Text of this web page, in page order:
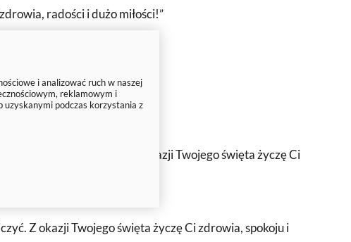
radości i dużo miłości!”
i rodzinna bliskość. Z okazji Twojego święta życzę Ci
Z okazji Twojego święta życzę Ci zdrowia, spokoju i
i analizować ruch w naszej
reklamowym i
podczas korzystania z